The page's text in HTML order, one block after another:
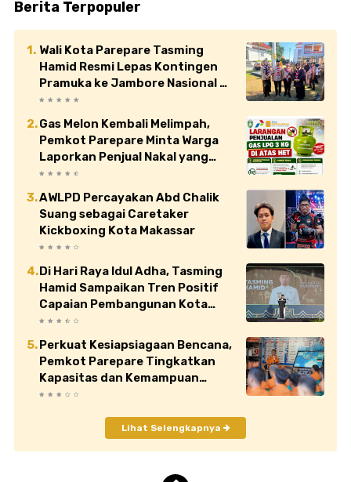
Berita Terpopuler
Wali Kota Parepare Tasming
Hamid Resmi Lepas Kontingen
Pramuka ke Jambore Nasional XII
di Cibubur
Gas Melon Kembali Melimpah,
Pemkot Parepare Minta Warga
Laporkan Penjual Nakal yang
Jual di Atas HET
AWLPD Percayakan Abd Chalik
Suang sebagai Caretaker
Kickboxing Kota Makassar
Di Hari Raya Idul Adha, Tasming
Hamid Sampaikan Tren Positif
Capaian Pembangunan Kota
Parepare
Perkuat Kesiapsiagaan Bencana,
Pemkot Parepare Tingkatkan
Kapasitas dan Kemampuan
Manajerial TRC BPBD
Lihat Selengkapnya